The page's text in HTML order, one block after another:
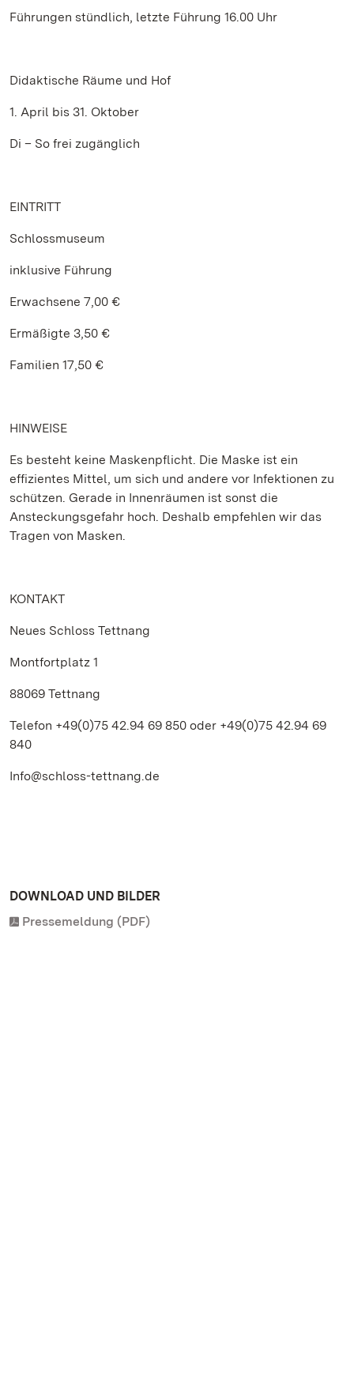
Führungen stündlich, letzte Führung 16.00 Uhr
Didaktische Räume und Hof
1. April bis 31. Oktober
Di – So frei zugänglich
EINTRITT
Schlossmuseum
inklusive Führung
Erwachsene 7,00 €
Ermäßigte 3,50 €
Familien 17,50 €
HINWEISE
Es besteht keine Maskenpflicht. Die Maske ist ein
effizientes Mittel, um sich und andere vor Infektionen zu
schützen. Gerade in Innenräumen ist sonst die
Ansteckungsgefahr hoch. Deshalb empfehlen wir das
Tragen von Masken.
KONTAKT
Neues Schloss Tettnang
Montfortplatz 1
88069 Tettnang
Telefon +49(0)75 42.94 69 850 oder +49(0)75 42.94 69
840
Info@schloss-tettnang.de
DOWNLOAD UND BILDER
Pressemeldung (PDF)